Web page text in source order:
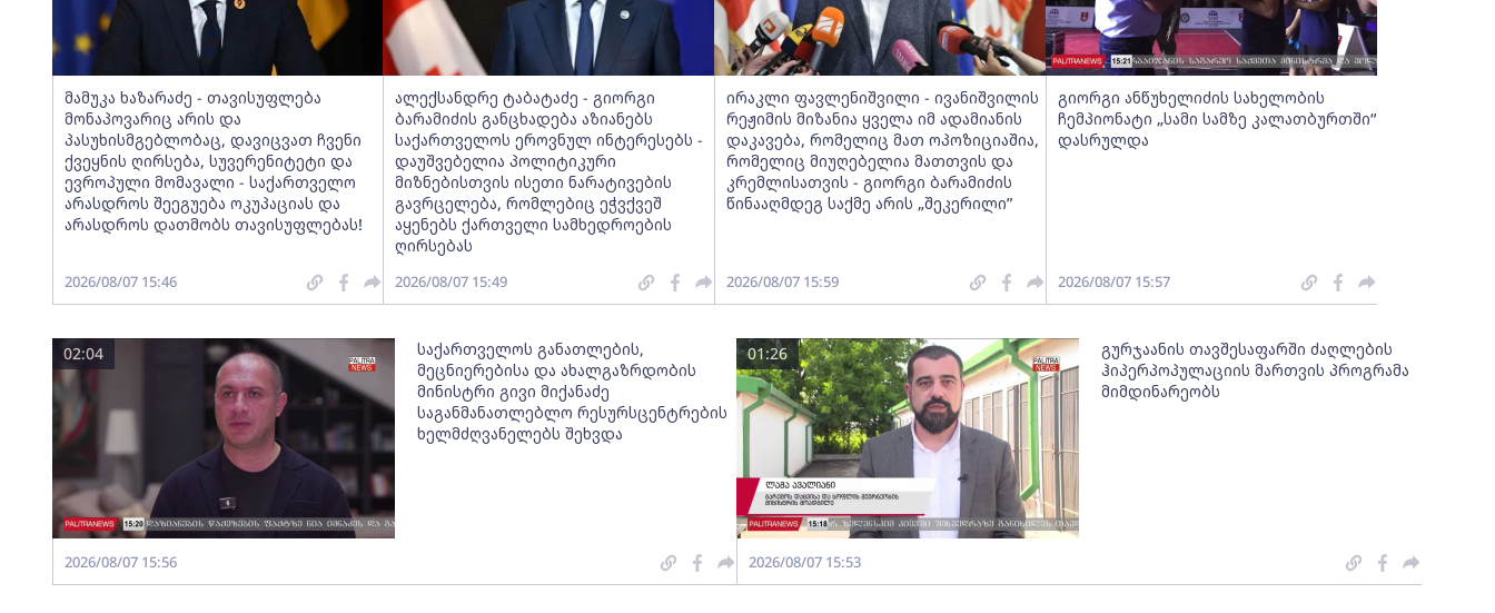
მამუკა ხაზარაძე - თავისუფლება
მონაპოვარიც არის და
პასუხისმგებლობაც, დავიცვათ ჩვენი
ქვეყნის ღირსება, სუვერენიტეტი და
ევროპული მომავალი - საქართველო
არასდროს შეეგუება ოკუპაციას და
არასდროს დათმობს თავისუფლებას!
2026/08/07 15:46
ალექსანდრე ტაბატაძე - გიორგი
ბარამიძის განცხადება აზიანებს
საქართველოს ეროვნულ ინტერესებს -
დაუშვებელია პოლიტიკური
მიზნებისთვის ისეთი ნარატივების
გავრცელება, რომლებიც ეჭვქვეშ
აყენებს ქართველი სამხედროების
ღირსებას
2026/08/07 15:49
ირაკლი ფავლენიშვილი - ივანიშვილის
რეჟიმის მიზანია ყველა იმ ადამიანის
დაკავება, რომელიც მათ ოპოზიციაშია,
რომელიც მიუღებელია მათთვის და
კრემლისათვის - გიორგი ბარამიძის
წინააღმდეგ საქმე არის „შეკერილი”
2026/08/07 15:59
გიორგი ანწუხელიძის სახელობის
ჩემპიონატი „სამი სამზე კალათბურთში“
დასრულდა
2026/08/07 15:57
საქართველოს განათლების,
მეცნიერებისა და ახალგაზრდობის
მინისტრი გივი მიქანაძე
საგანმანათლებლო რესურსცენტრების
ხელმძღვანელებს შეხვდა
02:04
2026/08/07 15:56
გურჯაანის თავშესაფარში ძაღლების
ჰიპერპოპულაციის მართვის პროგრამა
მიმდინარეობს
01:26
2026/08/07 15:53